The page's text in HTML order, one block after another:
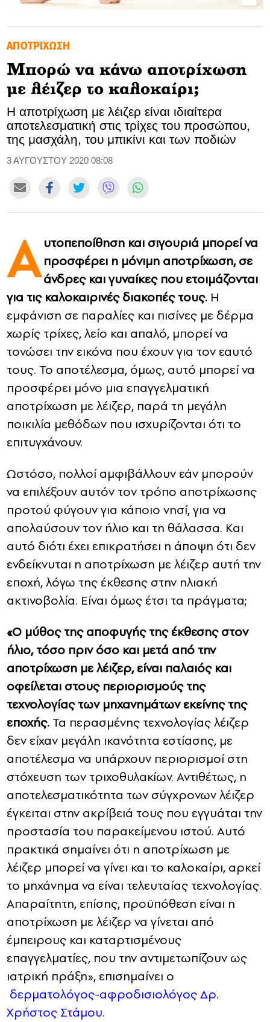
SOOZIE’S FRIENDS
CULTURE
TASTELAND
TECH
HEALTH
MEDIALAND
DRIVE
SPORTS
DIA Y NOCHE
CONTACT
ADVERTISE
ΑΠΟΤΡΙΧΩΣΗ
Μπορώ να κάνω αποτρίχωση
με λέιζερ το καλοκαίρι;
Η αποτρίχωση με λέιζερ είναι ιδιαίτερα
αποτελεσματική στις τρίχες του προσώπου,
της μασχάλη, του μπικίνι και των ποδιών
3 ΑΥΓΟΥΣΤΟΥ 2020 08:08
Α υτοπεποίθηση και σιγουριά μπορεί να
προσφέρει η μόνιμη αποτρίχωση, σε
άνδρες και γυναίκες που ετοιμάζονται
για τις καλοκαιρινές διακοπές τους. Η
εμφάνιση σε παραλίες και πισίνες με δέρμα
χωρίς τρίχες, λείο και απαλό, μπορεί να
τονώσει την εικόνα που έχουν για τον εαυτό
τους. Το αποτέλεσμα, όμως, αυτό μπορεί να
προσφέρει μόνο μια επαγγελματική
αποτρίχωση με λέιζερ, παρά τη μεγάλη
ποικιλία μεθόδων που ισχυρίζονται ότι το
επιτυγχάνουν.
Ωστόσο, πολλοί αμφιβάλλουν εάν μπορούν
να επιλέξουν αυτόν τον τρόπο αποτρίχωσης
προτού φύγουν για κάποιο νησί, για να
απολαύσουν τον ήλιο και τη θάλασσα. Και
αυτό διότι έχει επικρατήσει η άποψη ότι δεν
ενδείκνυται η αποτρίχωση με λέιζερ αυτή την
εποχή, λόγω της έκθεσης στην ηλιακή
ακτινοβολία. Είναι όμως έτσι τα πράγματα;
«Ο μύθος της αποφυγής της έκθεσης στον
ήλιο, τόσο πριν όσο και μετά από την
αποτρίχωση με λέιζερ, είναι παλαιός και
οφείλεται στους περιορισμούς της
τεχνολογίας των μηχανημάτων εκείνης της
εποχής. Τα περασμένης τεχνολογίας λέιζερ
δεν είχαν μεγάλη ικανότητα εστίασης, με
αποτέλεσμα να υπάρχουν περιορισμοί στη
στόχευση των τριχοθυλακίων. Αντιθέτως, η
αποτελεσματικότητα των σύγχρονων λέιζερ
έγκειται στην ακρίβειά τους που εγγυάται την
προστασία του παρακείμενου ιστού. Αυτό
πρακτικά σημαίνει ότι η αποτρίχωση με
λέιζερ μπορεί να γίνει και το καλοκαίρι, αρκεί
το μηχάνημα να είναι τελευταίας τεχνολογίας.
Απαραίτητη, επίσης, προϋπόθεση είναι η
αποτρίχωση με λέιζερ να γίνεται από
έμπειρους και καταρτισμένους
επαγγελματίες, που την αντιμετωπίζουν ως
ιατρική πράξη», επισημαίνει ο
δερματολόγος-αφροδισιολόγος Δρ.
Χρήστος Στάμου.